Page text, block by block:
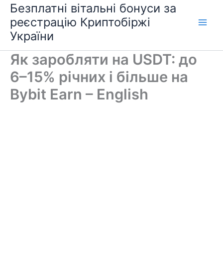
вмісту
Безплатні вітальні бонуси за
реєстрацію Криптобіржі
України
Як заробляти на USDT: до
6–15% річних і більше на
Bybit Earn – English